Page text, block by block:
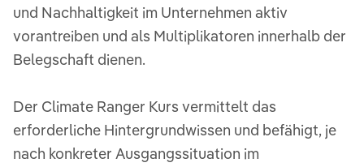
und Nachhaltigkeit im Unternehmen aktiv
vorantreiben und als Multiplikatoren innerhalb der
Belegschaft dienen.
Der Climate Ranger Kurs vermittelt das
erforderliche Hintergrundwissen und befähigt, je
nach konkreter Ausgangssituation im